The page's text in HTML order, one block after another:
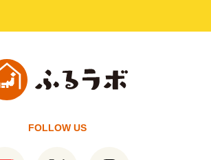
FOLLOW US